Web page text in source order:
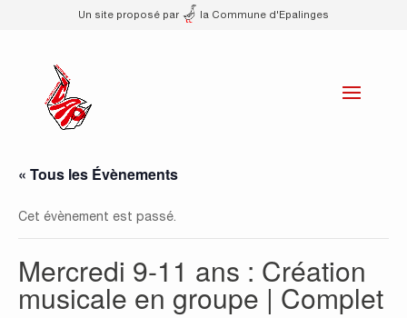
Un site proposé par la Commune d'Epalinges
« Tous les Évènements
Cet évènement est passé.
Mercredi 9-11 ans : Création
musicale en groupe | Complet